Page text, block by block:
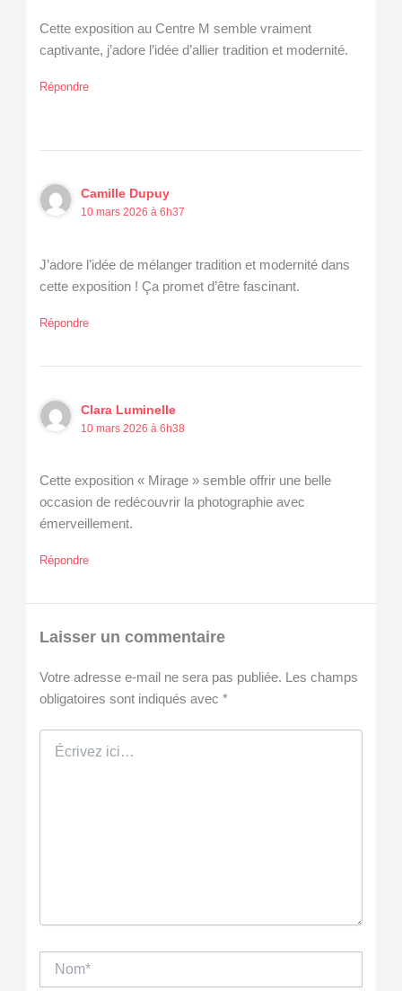
Cette exposition au Centre M semble vraiment
captivante, j’adore l’idée d’allier tradition et modernité.
Répondre
Camille Dupuy
10 mars 2026 à 6h37
J’adore l’idée de mélanger tradition et modernité dans
cette exposition ! Ça promet d’être fascinant.
Répondre
Clara Luminelle
10 mars 2026 à 6h38
Cette exposition « Mirage » semble offrir une belle
occasion de redécouvrir la photographie avec
émerveillement.
Répondre
Laisser un commentaire
Votre adresse e-mail ne sera pas publiée. Les champs
obligatoires sont indiqués avec *
ici…